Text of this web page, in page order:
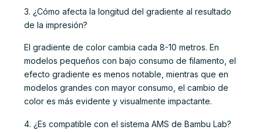
3. ¿Cómo afecta la longitud del gradiente al resultado
de la impresión?
El gradiente de color cambia cada 8-10 metros. En
modelos pequeños con bajo consumo de filamento, el
efecto gradiente es menos notable, mientras que en
modelos grandes con mayor consumo, el cambio de
color es más evidente y visualmente impactante.
4. ¿Es compatible con el sistema AMS de Bambu Lab?